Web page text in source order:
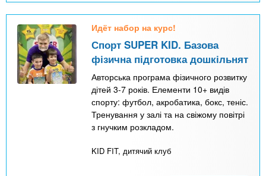
Идёт набор на курс!
Спорт SUPER KID. Базова
фізична підготовка дошкільнят
Авторська програма фізичного розвитку
дітей 3-7 років. Елементи 10+ видів
спорту: футбол, акробатика, бокс, теніс.
Тренування у залі та на свіжому повітрі
з гнучким розкладом.
KID FIT, дитячий клуб